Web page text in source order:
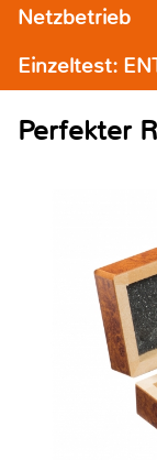
Netzbetrieb
Einzeltest:
Perfekter